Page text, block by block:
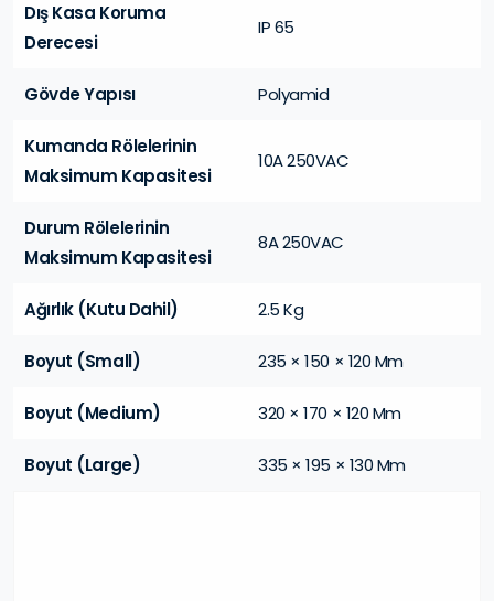
Dış Kasa Koruma
Derecesi
IP 65
Gövde Yapısı Polyamid
Kumanda Rölelerinin
Maksimum Kapasitesi
10A 250VAC
Durum Rölelerinin
Maksimum Kapasitesi
8A 250VAC
Ağırlık (Kutu Dahil) 2.5 Kg
Boyut (Small) 235 × 150 × 120 Mm
Boyut (Medium) 320 × 170 × 120 Mm
Boyut (Large) 335 × 195 × 130 Mm